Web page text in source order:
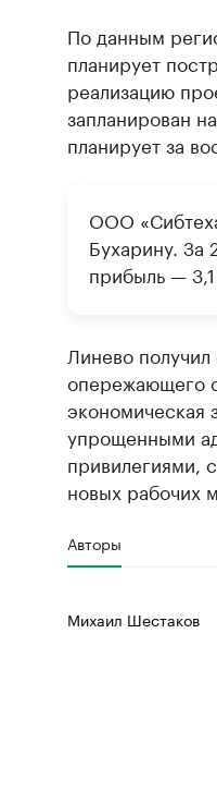
По данным
планирует
реализацию
запланирован
планирует за
ООО
Бухарину. За
прибыль —
Линево
опережающего
экономическая
упрощенными
привилегиями,
новых рабочих
Авторы
Михаил Шестаков